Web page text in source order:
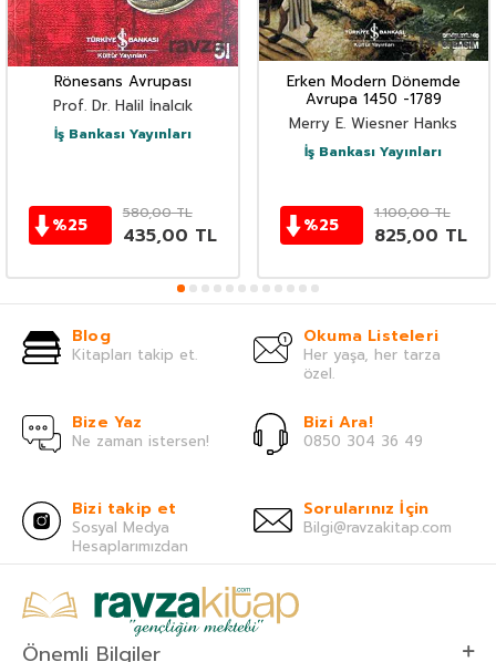
Rönesans Avrupası
Prof. Dr. Halil İnalcık
İş Bankası Yayınları
%25
580,00TL
435,00 TL
Erken Modern Dönemde
Avrupa 1450 -1789
Merry E. Wiesner Hanks
İş Bankası Yayınları
%25
1.100,00TL
825,00 TL
Blog
Kitapları takip et.
Okuma Listeleri
Her yaşa, her tarza
özel.
Bize Yaz
Ne zaman istersen!
Bizi Ara!
0850 304 36 49
Bizi takip et
Sosyal Medya
Hesaplarımızdan
Sorularınız İçin
Bilgi@ravzakitap.com
Önemli Bilgiler